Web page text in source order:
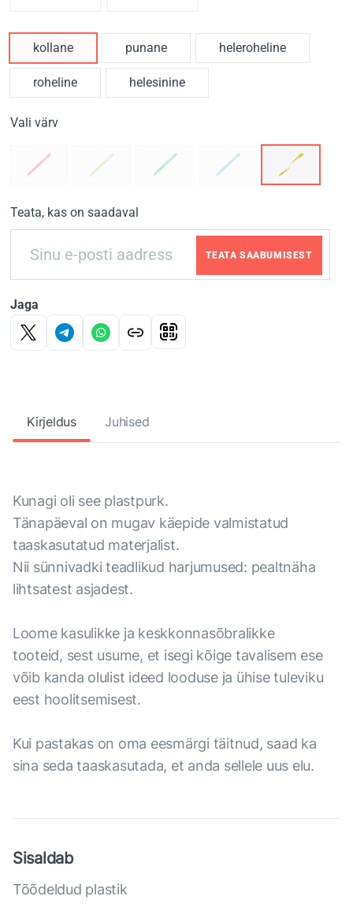
kollane punane heleroheline
roheline helesinine
Vali värv
Teata, kas on saadaval
TEATA SAABUMISEST
Jaga
Kirjeldus Juhised
Kunagi oli see plastpurk.
Tänapäeval on mugav käepide valmistatud
taaskasutatud materjalist.
Nii sünnivadki teadlikud harjumused: pealtnäha
lihtsatest asjadest.
Loome kasulikke ja keskkonnasõbralikke
tooteid, sest usume, et isegi kõige tavalisem ese
võib kanda olulist ideed looduse ja ühise tuleviku
eest hoolitsemisest.
Kui pastakas on oma eesmärgi täitnud, saad ka
sina seda taaskasutada, et anda sellele uus elu.
Sisaldab
Tõõdeldud plastik